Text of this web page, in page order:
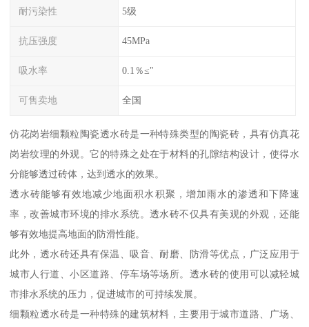
耐污染性 5级
抗压强度 45MPa
吸水率 0.1％≤"
可售卖地 全国
仿花岗岩细颗粒陶瓷透水砖是一种特殊类型的陶瓷砖，具有仿真花
岗岩纹理的外观。它的特殊之处在于材料的孔隙结构设计，使得水
分能够透过砖体，达到透水的效果。
透水砖能够有效地减少地面积水积聚，增加雨水的渗透和下降速
率，改善城市环境的排水系统。透水砖不仅具有美观的外观，还能
够有效地提高地面的防滑性能。
此外，透水砖还具有保温、吸音、耐磨、防滑等优点，广泛应用于
城市人行道、小区道路、停车场等场所。透水砖的使用可以减轻城
市排水系统的压力，促进城市的可持续发展。
细颗粒透水砖是一种特殊的建筑材料，主要用于城市道路、广场、